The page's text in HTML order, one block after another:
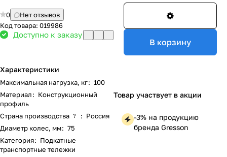
0
Нет отзывов
Код товара: 019986
Доступно к заказу
Характеристики
Максимальная нагрузка, кг: 100
Материал: Конструкционный
профиль
Страна производства ? : Россия
Диаметр колес, мм: 75
Категория: Подкатные
транспортные тележки
В корзину
Товар участвует в акции
-3% на продукцию
бренда Gresson